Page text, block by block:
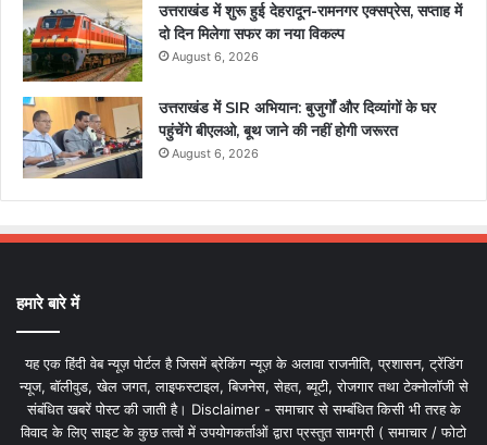
उत्तराखंड में शुरू हुई देहरादून-रामनगर एक्सप्रेस, सप्ताह में
दो दिन मिलेगा सफर का नया विकल्प
August 6, 2026
उत्तराखंड में SIR अभियान: बुजुर्गों और दिव्यांगों के घर
पहुंचेंगे बीएलओ, बूथ जाने की नहीं होगी जरूरत
August 6, 2026
हमारे बारे में
यह एक हिंदी वेब न्यूज़ पोर्टल है जिसमें ब्रेकिंग न्यूज़ के अलावा राजनीति, प्रशासन, ट्रेंडिंग
न्यूज, बॉलीवुड, खेल जगत, लाइफस्टाइल, बिजनेस, सेहत, ब्यूटी, रोजगार तथा टेक्नोलॉजी से
संबंधित खबरें पोस्ट की जाती है। Disclaimer - समाचार से सम्बंधित किसी भी तरह के
विवाद के लिए साइट के कुछ तत्वों में उपयोगकर्ताओं द्वारा प्रस्तुत सामग्री ( समाचार / फोटो